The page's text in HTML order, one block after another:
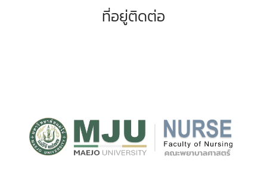
ที่อยู่ติดต่อ